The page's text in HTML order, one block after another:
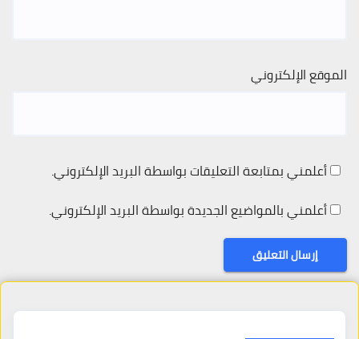
الموقع الإلكتروني
أعلمني بمتابعة التعليقات بواسطة البريد الإلكتروني.
أعلمني بالمواضيع الجديدة بواسطة البريد الإلكتروني.